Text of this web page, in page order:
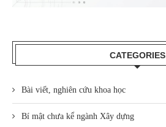
CATEGORIES
Bài viết, nghiên cứu khoa học
Bí mật chưa kể ngành Xây dựng